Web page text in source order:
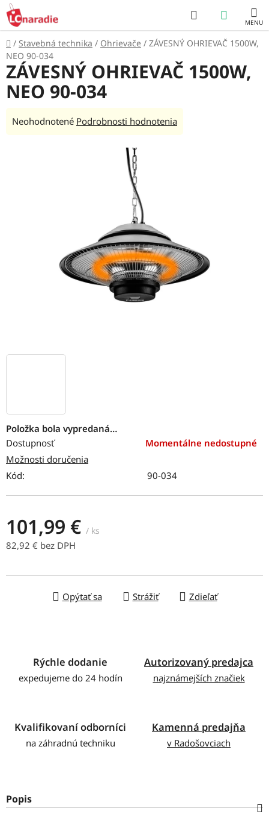
Prejsť
na
obsah
Hľadať
KOŠÍK
Domov
/ Stavebná technika / Ohrievače / ZÁVESNÝ OHRIEVAČ 1500W,
NEO 90-034
Položka bola vypredaná…
Dostupnosť
Momentálne nedostupné
Možnosti doručenia
Kód:
90-034
101,99 € / ks
82,92 € bez DPH
Opýtať sa Strážiť Zdieľať
ZÁVESNÝ OHRIEVAČ 1500W,
NEO 90-034
Priemerné
Neohodnotené Podrobnosti hodnotenia
Rýchle dodanie
expedujeme do 24 hodín
Autorizovaný predajca
najznámejších značiek
Kvalifikovaní odborníci
na záhradnú techniku
Kamenná predajňa
v Radošovciach
Popis